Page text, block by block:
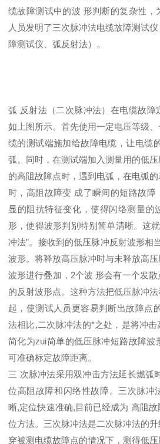
缆故障测试中的波 形判断的复杂性，
人员发明了三次脉冲法电缆故障测试
障测试仪、弧反射法）。
弧 反射法（二次脉冲法）在电缆故障
如上图所示。首先使用一定电压等级
缆的测试端施加给故障电缆，让电缆
弧。同时，在测试端加入测量用的低
的高阻故障点时，遇到电弧，在电弧
时，高阻故障变 成了瞬间的短路故障
显的阻抗特征变化，使得闪络测量的
形，使得波形判别特别简单清晰。这
冲法”。接收到的低压脉冲反射波形相
波形。将释放高压脉冲时与未释放高
波形进行叠加，2个波 形会有一个发
的反射波形点。这种方法把低压脉冲
起，使测试人员更容易判断出故障点
法相比,二次脉冲法的*之处，是将冲
简化为zui简单的低压脉冲短路故障波
可准确标定故障距离。
三 次脉冲法采用双冲击方法延长燃弧
位高阻故障和闪络性故障。三次脉冲
晰,定位快速准确,目前已经成为 高阻
位方法。三次脉冲法是二次脉冲法的
穿被测电缆故障点的情况下，测得低